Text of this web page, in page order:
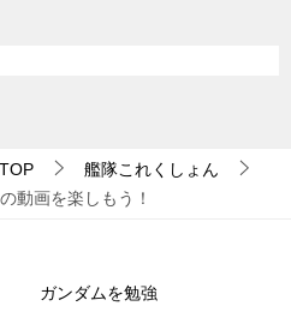
TOP
艦隊これくしょん
動画を楽しもう！
ガンダムを勉強